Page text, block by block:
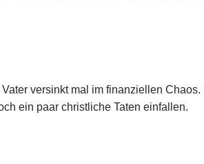
versinkt mal im finanziellen
ein paar christliche Taten einfallen.